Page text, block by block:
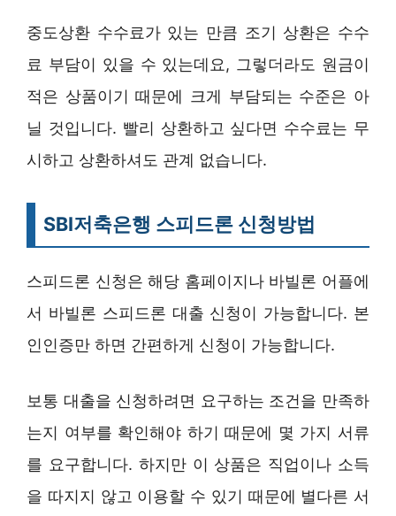
중도상환 수수료가 있는 만큼 조기 상환은 수수
료 부담이 있을 수 있는데요, 그렇더라도 원금이
적은 상품이기 때문에 크게 부담되는 수준은 아
닐 것입니다. 빨리 상환하고 싶다면 수수료는 무
시하고 상환하셔도 관계 없습니다.
SBI저축은행 스피드론 신청방법
스피드론 신청은 해당 홈페이지나 바빌론 어플에
서 바빌론 스피드론 대출 신청이 가능합니다. 본
인인증만 하면 간편하게 신청이 가능합니다.
보통 대출을 신청하려면 요구하는 조건을 만족하
는지 여부를 확인해야 하기 때문에 몇 가지 서류
를 요구합니다. 하지만 이 상품은 직업이나 소득
을 따지지 않고 이용할 수 있기 때문에 별다른 서